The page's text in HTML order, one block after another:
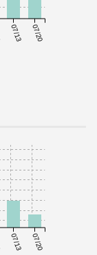
07/13 07/20
07/13 07/20